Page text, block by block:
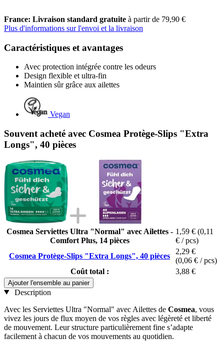
France: Livraison standard gratuite à partir de 79,90 €
Plus d'informations sur l'envoi et la livraison
Caractéristiques et avantages
Avec protection intégrée contre les odeurs
Design flexible et ultra-fin
Maintien sûr grâce aux ailettes
Vegan
Souvent acheté avec Cosmea Protège-Slips "Extra
Longs", 40 pièces
Cosmea Serviettes Ultra "Normal" avec Ailettes -
Comfort Plus, 14 pièces
1,59 € (0,11
€ / pcs)
Cosmea Protège-Slips "Extra Longs", 40 pièces
2,29 €
(0,06 € / pcs)
Coût total :
3,88 €
Ajouter l'ensemble au panier
Description
Avec les Serviettes Ultra "Normal" avec Ailettes de Cosmea, vous
vivez les jours de flux moyen de vos règles avec légèreté et liberté
de mouvement. Leur structure particulièrement fine s’adapte
facilement à chacun de vos mouvements au quotidien.